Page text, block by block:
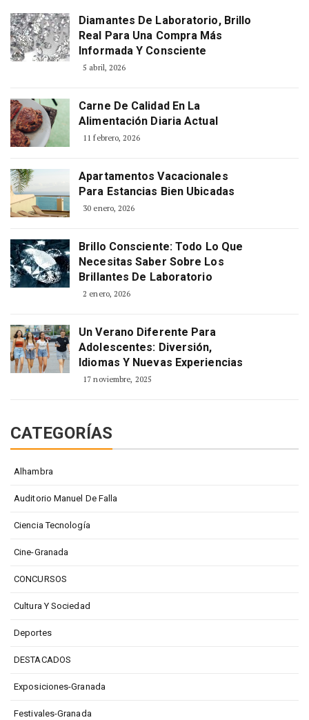
Diamantes De Laboratorio, Brillo
Real Para Una Compra Más
Informada Y Consciente
5 abril, 2026
Carne De Calidad En La
Alimentación Diaria Actual
11 febrero, 2026
Apartamentos Vacacionales
Para Estancias Bien Ubicadas
30 enero, 2026
Brillo Consciente: Todo Lo Que
Necesitas Saber Sobre Los
Brillantes De Laboratorio
2 enero, 2026
Un Verano Diferente Para
Adolescentes: Diversión,
Idiomas Y Nuevas Experiencias
17 noviembre, 2025
CATEGORÍAS
Alhambra
Auditorio Manuel De Falla
Ciencia Tecnología
Cine-Granada
CONCURSOS
Cultura Y Sociedad
Deportes
DESTACADOS
Exposiciones-Granada
Festivales-Granada